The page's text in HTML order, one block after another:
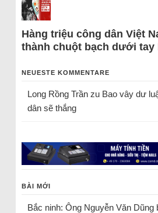
Hàng triệu công dân Việt
thành chuột bạch dưới tay
NEUESTE KOMMENTARE
Long Rồng Trầnzu Bao vây dư
dân sẽ thắng
BÀI MỚI
Bắc ninh: Ông Nguyễn Văn Dũng